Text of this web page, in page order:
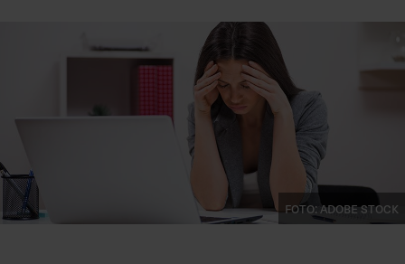
Logga in
efter:
Foto: Adobe Stock